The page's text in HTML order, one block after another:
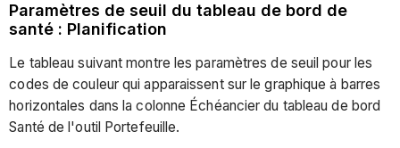
Paramètres de seuil du tableau de bord de
santé : Planification
Le tableau suivant montre les paramètres de seuil pour les
codes de couleur qui apparaissent sur le graphique à barres
horizontales dans la colonne Échéancier du tableau de bord
Santé de l'outil Portefeuille.